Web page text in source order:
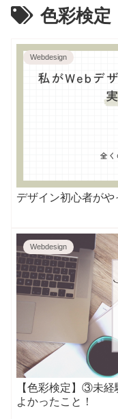
色彩検定
Webdesign
デザイン初心者が
Webdesign
【色彩検定】③未
よかったこと！